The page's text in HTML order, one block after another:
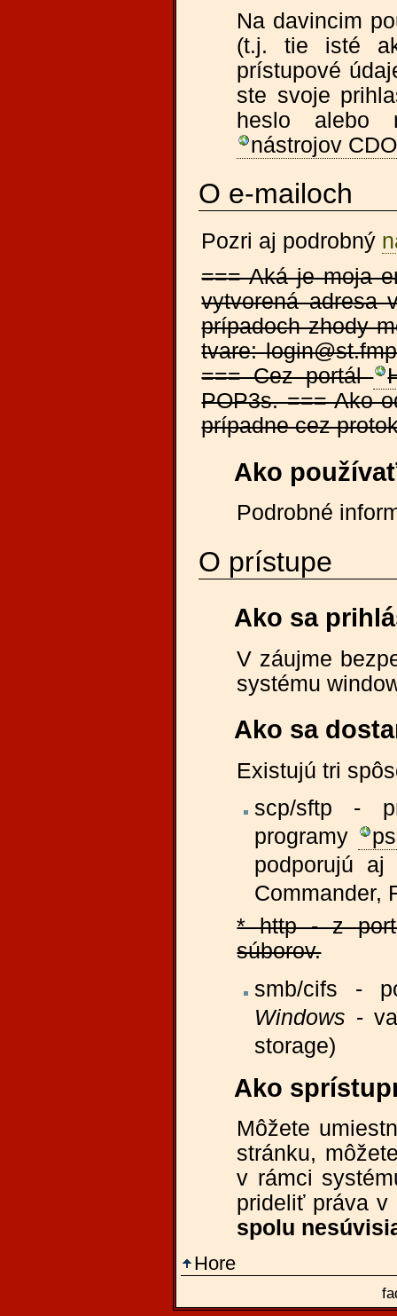
Na davincim
(t.j. tie isté
prístupové
ste svoje
heslo alebo
nástrojov CDO
O e-mailoch
Pozri aj podrobný
=== Aká je moja
vytvorená adresa
prípadoch zhody
tvare:
=== Cez portál
POP3s. === Ako
prípadne cez
Ako
Podrobné
O prístupe
Ako sa
V záujme
systému
Ako sa
Existujú tri
scp/sftp -
programy
podporujú aj
Commander,
* http - z
súborov.
smb/cifs -
Windows -
storage)
Ako
Môžete
stránku,
v rámci
prideliť práva
spolu
Hore